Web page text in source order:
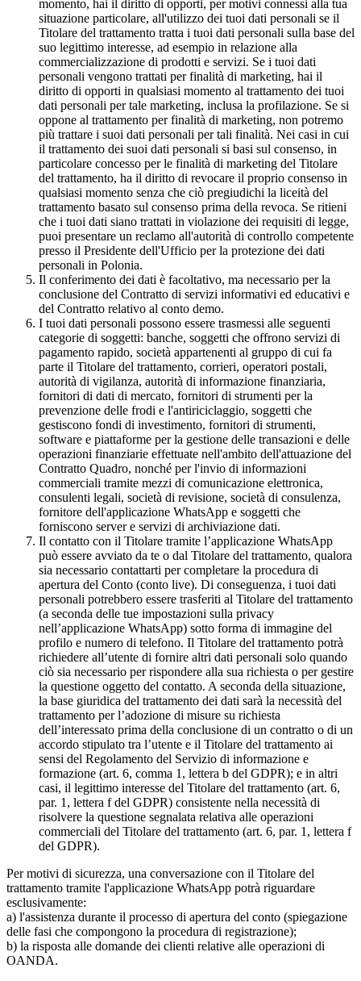
momento, hai il diritto di opporti, per motivi connessi alla tua
situazione particolare, all'utilizzo dei tuoi dati personali se il
Titolare del trattamento tratta i tuoi dati personali sulla base del
suo legittimo interesse, ad esempio in relazione alla
commercializzazione di prodotti e servizi. Se i tuoi dati
personali vengono trattati per finalità di marketing, hai il
diritto di opporti in qualsiasi momento al trattamento dei tuoi
dati personali per tale marketing, inclusa la profilazione. Se si
oppone al trattamento per finalità di marketing, non potremo
più trattare i suoi dati personali per tali finalità. Nei casi in cui
il trattamento dei suoi dati personali si basi sul consenso, in
particolare concesso per le finalità di marketing del Titolare
del trattamento, ha il diritto di revocare il proprio consenso in
qualsiasi momento senza che ciò pregiudichi la liceità del
trattamento basato sul consenso prima della revoca. Se ritieni
che i tuoi dati siano trattati in violazione dei requisiti di legge,
puoi presentare un reclamo all'autorità di controllo competente
presso il Presidente dell'Ufficio per la protezione dei dati
personali in Polonia.
Il conferimento dei dati è facoltativo, ma necessario per la
conclusione del Contratto di servizi informativi ed educativi e
del Contratto relativo al conto demo.
I tuoi dati personali possono essere trasmessi alle seguenti
categorie di soggetti: banche, soggetti che offrono servizi di
pagamento rapido, società appartenenti al gruppo di cui fa
parte il Titolare del trattamento, corrieri, operatori postali,
autorità di vigilanza, autorità di informazione finanziaria,
fornitori di dati di mercato, fornitori di strumenti per la
prevenzione delle frodi e l'antiriciclaggio, soggetti che
gestiscono fondi di investimento, fornitori di strumenti,
software e piattaforme per la gestione delle transazioni e delle
operazioni finanziarie effettuate nell'ambito dell'attuazione del
Contratto Quadro, nonché per l'invio di informazioni
commerciali tramite mezzi di comunicazione elettronica,
consulenti legali, società di revisione, società di consulenza,
fornitore dell'applicazione WhatsApp e soggetti che
forniscono server e servizi di archiviazione dati.
Il contatto con il Titolare tramite l’applicazione WhatsApp
può essere avviato da te o dal Titolare del trattamento, qualora
sia necessario contattarti per completare la procedura di
apertura del Conto (conto live). Di conseguenza, i tuoi dati
personali potrebbero essere trasferiti al Titolare del trattamento
(a seconda delle tue impostazioni sulla privacy
nell’applicazione WhatsApp) sotto forma di immagine del
profilo e numero di telefono. Il Titolare del trattamento potrà
richiedere all’utente di fornire altri dati personali solo quando
ciò sia necessario per rispondere alla sua richiesta o per gestire
la questione oggetto del contatto. A seconda della situazione,
la base giuridica del trattamento dei dati sarà la necessità del
trattamento per l’adozione di misure su richiesta
dell’interessato prima della conclusione di un contratto o di un
accordo stipulato tra l’utente e il Titolare del trattamento ai
sensi del Regolamento del Servizio di informazione e
formazione (art. 6, comma 1, lettera b del GDPR); e in altri
casi, il legittimo interesse del Titolare del trattamento (art. 6,
par. 1, lettera f del GDPR) consistente nella necessità di
risolvere la questione segnalata relativa alle operazioni
commerciali del Titolare del trattamento (art. 6, par. 1, lettera f
del GDPR).
Per motivi di sicurezza, una conversazione con il Titolare del
trattamento tramite l'applicazione WhatsApp potrà riguardare
esclusivamente:
a) l'assistenza durante il processo di apertura del conto (spiegazione
delle fasi che compongono la procedura di registrazione);
b) la risposta alle domande dei clienti relative alle operazioni di
OANDA.